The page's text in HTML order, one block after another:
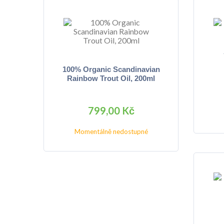
100% Organic Scandinavian
Rainbow Trout Oil, 200ml
799,00 Kč
Momentálně nedostupné